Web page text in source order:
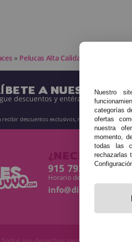
» Pelucas Alta Calidad
A NUESTRA
descuentos y entérate de todo
recibir descuentos exclusivos, novedades y
¿NECESITAS
915 793 695
Horario de Lunes a
Nuestro
categorías
ofertas
nuestra
momento,
todas las
rechazarlas